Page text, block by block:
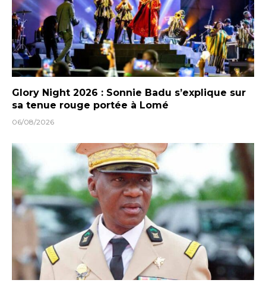
Glory Night 2026 : Sonnie Badu s’explique sur
sa tenue rouge portée à Lomé
06/08/2026